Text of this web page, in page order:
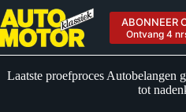
Ga
naar
de
inhoud
ABONNEER
Ontvang 4
Laatste proefproces Autobelangen
tot